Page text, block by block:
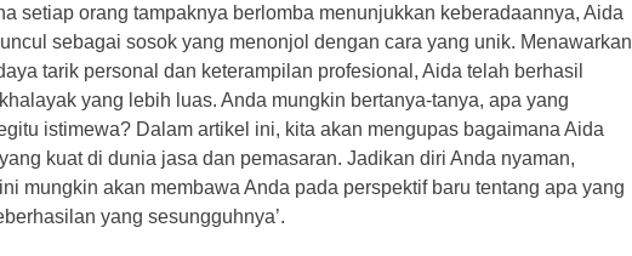
setiap orang tampaknya berlomba menunjukkan keberadaannya, Aida
sebagai sosok yang menonjol dengan cara yang unik. Menawarkan
tarik personal dan keterampilan profesional, Aida telah berhasil
yang lebih luas. Anda mungkin bertanya-tanya, apa yang
istimewa? Dalam artikel ini, kita akan mengupas bagaimana Aida
kuat di dunia jasa dan pemasaran. Jadikan diri Anda nyaman,
mungkin akan membawa Anda pada perspektif baru tentang apa yang
yang sesungguhnya’.